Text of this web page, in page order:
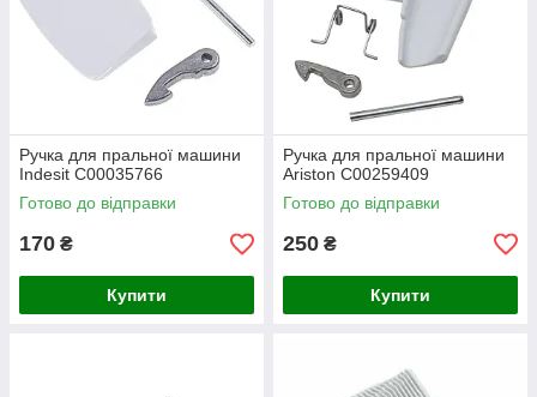
Ручка для пральної машини
Indesit C00035766
Готово до відправки
170 ₴
Купити
Ручка для пральної машини
Ariston C00259409
Готово до відправки
250 ₴
Купити